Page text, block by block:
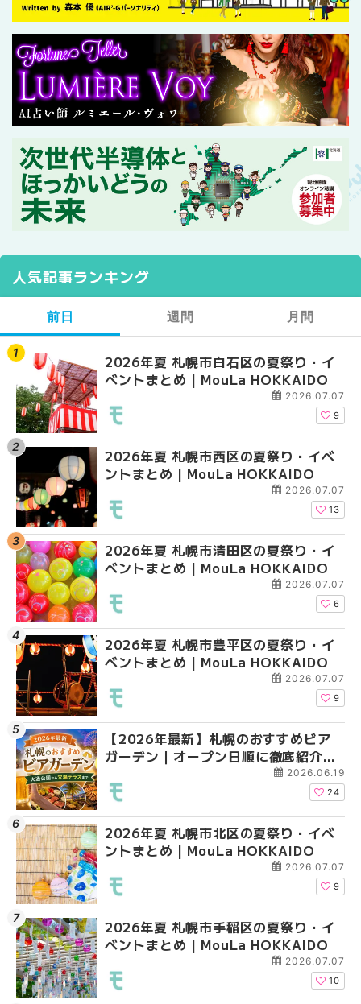
人気記事ランキング
前日
2026年夏 札幌市白石区の夏祭り・イ
ベントまとめ | MouLa HOKKAIDO
2026.07.07
9
2026年夏 札幌市西区の夏祭り・イベ
ントまとめ | MouLa HOKKAIDO
2026.07.07
13
2026年夏 札幌市清田区の夏祭り・イ
ベントまとめ | MouLa HOKKAIDO
2026.07.07
6
2026年夏 札幌市豊平区の夏祭り・イ
ベントまとめ | MouLa HOKKAIDO
2026.07.07
9
【2026年最新】札幌のおすすめビア
ガーデン｜オープン日順に徹底紹介！
大通公園から穴場テラスまで | MouLa
HOKKAIDO
2026.06.19
24
2026年夏 札幌市北区の夏祭り・イベ
ントまとめ | MouLa HOKKAIDO
2026.07.07
9
2026年夏 札幌市手稲区の夏祭り・イ
ベントまとめ | MouLa HOKKAIDO
2026.07.07
10
週間
2026年夏 札幌市西区
ントまとめ | MouLa
【2026年最新】札幌
ガーデン｜オープン日
大通公園から穴場テ
2026年夏 札幌市白石
ベントまとめ |
2026年夏 札幌市手稲
ベントまとめ |
2026年夏 札幌市北区
ントまとめ | MouLa
2026年夏 札幌市清田
ベントまとめ |
2026年夏 札幌市豊平
ベントまとめ |
月間
【2026年最新】札幌
ガーデン｜オープン日
大通公園から穴場テ
2026年夏 札幌市北区
ントまとめ | MouLa
2026年夏 札幌市白石
ベントまとめ |
2026年夏 札幌市西区
ントまとめ | MouLa
2026年夏 札幌市手稲
ベントまとめ |
2026年夏 札幌市清田
ベントまとめ |
札幌の麻辣湯（マーラ
め専門店6選！本場の
新店まで徹底比較 |